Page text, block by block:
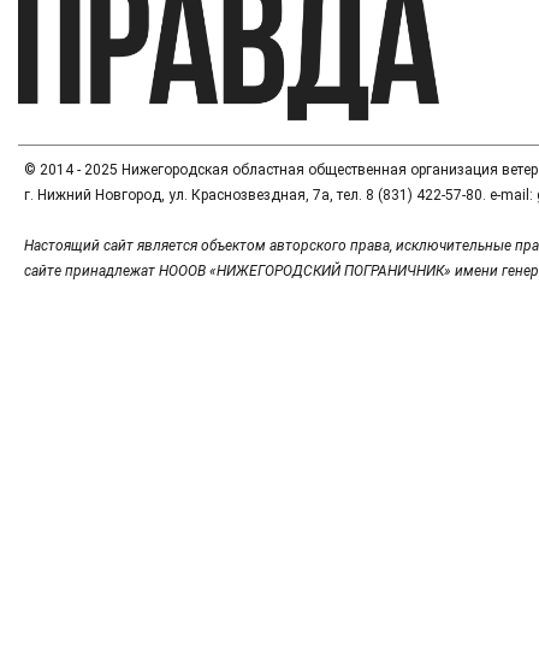
© 2014 - 2025 Нижегородская областная общественная организация
г. Нижний Новгород, ул. Краснозвездная, 7а, тел. 8 (831) 422-57-80. e-
Настоящий сайт является объектом авторского права, исключительные
сайте принадлежат НОООВ «НИЖЕГОРОДСКИЙ ПОГРАНИЧНИК» имени